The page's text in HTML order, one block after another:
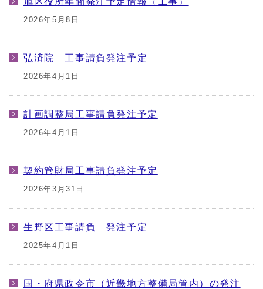
2026年5月8日
弘済院 工事請負発注予定
2026年4月1日
計画調整局工事請負発注予定
2026年4月1日
契約管財局工事請負発注予定
2026年3月31日
生野区工事請負 発注予定
2025年4月1日
国・府県政令市（近畿地方整備局管内）の発注